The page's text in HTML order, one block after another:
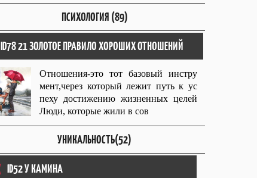
ПСИХОЛОГИЯ (89)
ID78 21 ЗОЛОТОЕ ПРАВИЛО ХОРОШИХ ОТНОШЕНИЙ
Отношения-это тот базовый инстру
мент,через который лежит путь к ус
пеху достижению жизненных целей
Люди, которые жили в сов
УНИКАЛЬНОСТЬ(52)
ID52 У КАМИНА